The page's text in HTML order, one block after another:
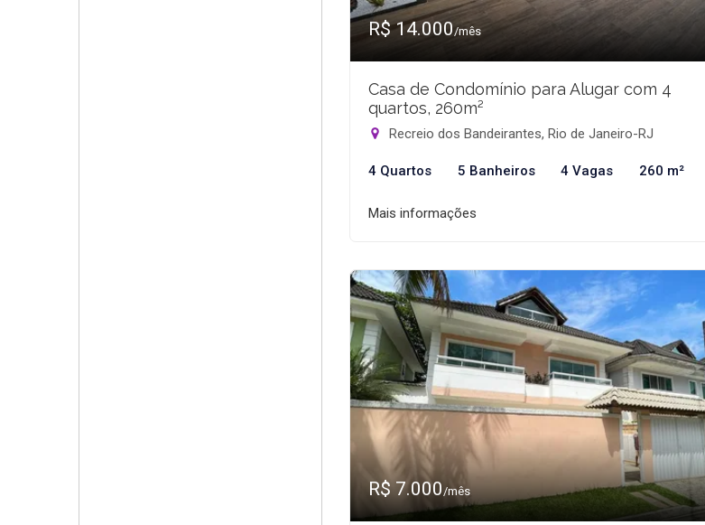
R$ 14.000/mês
Casa de Condomínio para Alugar com 4
quartos, 260m²
Recreio dos Bandeirantes, Rio de Janeiro-RJ
4 Quartos 5 Banheiros 4 Vagas 260 m²
Mais informações
R$ 7.000/mês